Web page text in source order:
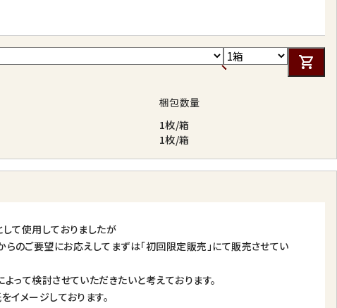
梱包数量
1枚/箱
1枚/箱
て使用しておりましたが
ご要望にお応えしてまずは「初回限定販売」にて販売させてい
って検討させていただきたいと考えております。
イメージしております。